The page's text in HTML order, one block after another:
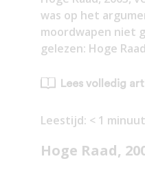
was op het
moordwapen niet
gelezen: Hoge
Lees volledig
Leestijd: < 1 minuut
Hoge Raad,